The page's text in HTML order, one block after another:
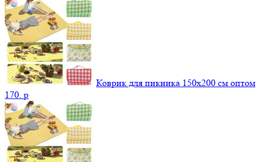
Коврик для пикника 150х200 см оптом
170. p